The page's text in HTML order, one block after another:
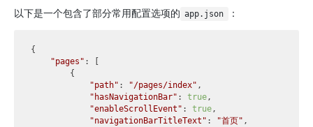
以下是一个包含了部分常用配置选项的 app.json ：
{
"pages" : [
        {
"path" : "/pages/index" ,
"hasNavigationBar" : true,
"enableScrollEvent" : true,
"navigationBarTitleText" : "首页" ,